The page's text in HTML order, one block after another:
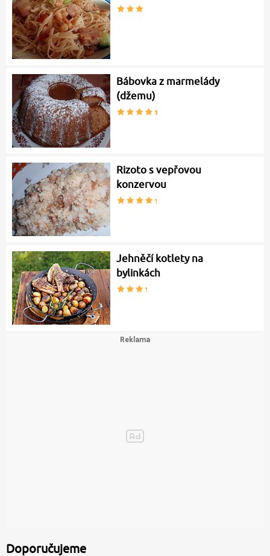
Bábovka z marmelády
(džemu)
Rizoto s vepřovou
konzervou
Jehněčí kotlety na
bylinkách
Doporučujeme